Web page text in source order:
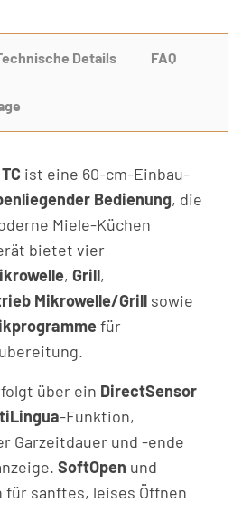
Details FAQ
ist eine 60-cm-Einbau-
Bedienung, die
Miele-Küchen
bietet vier
, Grill,
Mikrowelle/Grill sowie
für
über ein DirectSensor
-Funktion,
Garzeitdauer und -ende
SoftOpen und
für sanftes, leises Öffnen